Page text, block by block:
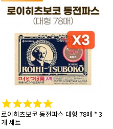
로이히츠보코 동전파스 대형 78매 * 3
개 세트